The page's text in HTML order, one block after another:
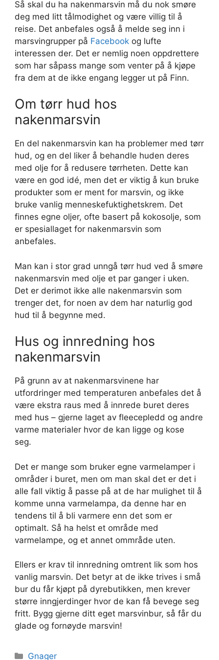
Så skal du ha nakenmarsvin må du nok smøre
deg med litt tålmodighet og være villig til å
reise. Det anbefales også å melde seg inn i
marsvingrupper på Facebook og lufte
interessen der. Det er nemlig noen oppdrettere
som har såpass mange som venter på å kjøpe
fra dem at de ikke engang legger ut på Finn.
Om tørr hud hos
nakenmarsvin
En del nakenmarsvin kan ha problemer med tørr
hud, og en del liker å behandle huden deres
med olje for å redusere tørrheten. Dette kan
være en god idé, men det er viktig å kun bruke
produkter som er ment for marsvin, og ikke
bruke vanlig menneskefuktighetskrem. Det
finnes egne oljer, ofte basert på kokosolje, som
er spesiallaget for nakenmarsvin som
anbefales.
Man kan i stor grad unngå tørr hud ved å smøre
nakenmarsvin med olje et par ganger i uken.
Det er derimot ikke alle nakenmarsvin som
trenger det, for noen av dem har naturlig god
hud til å begynne med.
Hus og innredning hos
nakenmarsvin
På grunn av at nakenmarsvinene har
utfordringer med temperaturen anbefales det å
være ekstra raus med å innrede buret deres
med hus – gjerne laget av fleecepledd og andre
varme materialer hvor de kan ligge og kose
seg.
Det er mange som bruker egne varmelamper i
områder i buret, men om man skal det er det i
alle fall viktig å passe på at de har mulighet til å
komme unna varmelampa, da denne har en
tendens til å bli varmere enn det som er
optimalt. Så ha helst et område med
varmelampe, og et annet ommråde uten.
Ellers er krav til innredning omtrent lik som hos
vanlig marsvin. Det betyr at de ikke trives i små
bur du får kjøpt på dyrebutikken, men krever
større inngjerdinger hvor de kan få bevege seg
fritt. Bygg gjerne ditt eget marsvinbur, så får du
glade og fornøyde marsvin!
Kategorier
Gnager